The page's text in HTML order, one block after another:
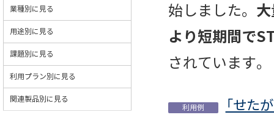
始しました。
より短期間で
されています。
利用例 「せた
業種別に見る
用途別に見る
課題別に見る
利用プラン別に見る
関連製品別に見る